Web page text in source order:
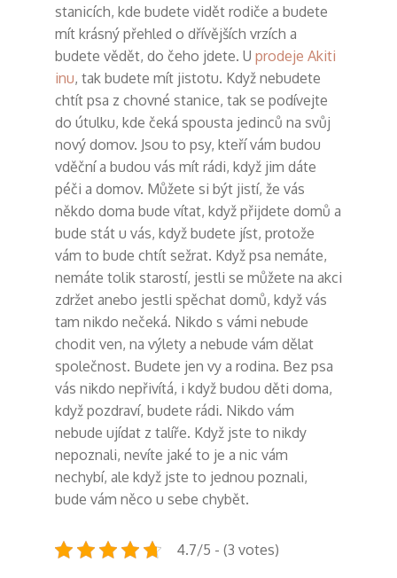
stanicích, kde budete vidět rodiče a budete
mít krásný přehled o dřívějších vrzích a
budete vědět, do čeho jdete. U prodeje Akiti
inu, tak budete mít jistotu. Když nebudete
chtít psa z chovné stanice, tak se podívejte
do útulku, kde čeká spousta jedinců na svůj
nový domov. Jsou to psy, kteří vám budou
vděční a budou vás mít rádi, když jim dáte
péči a domov. Můžete si být jistí, že vás
někdo doma bude vítat, když přijdete domů a
bude stát u vás, když budete jíst, protože
vám to bude chtít sežrat. Když psa nemáte,
nemáte tolik starostí, jestli se můžete na akci
zdržet anebo jestli spěchat domů, když vás
tam nikdo nečeká. Nikdo s vámi nebude
chodit ven, na výlety a nebude vám dělat
společnost. Budete jen vy a rodina. Bez psa
vás nikdo nepřivítá, i když budou děti doma,
když pozdraví, budete rádi. Nikdo vám
nebude ujídat z talíře. Když jste to nikdy
nepoznali, nevíte jaké to je a nic vám
nechybí, ale když jste to jednou poznali,
bude vám něco u sebe chybět.
4.7/5 - (3 votes)